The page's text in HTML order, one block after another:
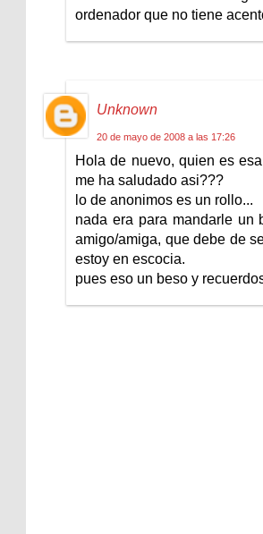
ordenador que no tiene
Unknown
20 de mayo de 2008 a las 17:26
Hola de nuevo, quien es
me ha saludado asi???
lo de anonimos es un rollo...
nada era para mandarle un
amigo/amiga, que debe de
estoy en escocia.
pues eso un beso y